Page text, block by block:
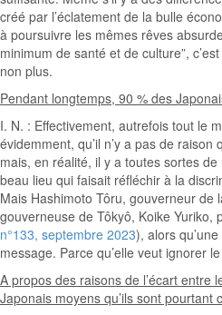
créé par l’éclatement de la bulle
à poursuivre les mêmes rêves
minimum de santé et de culture”,
non plus.
Pendant longtemps, 90 % des
I. N. : Effectivement, autrefois tout le
évidemment, qu’il n’y a pas de
mais, en réalité, il y a toutes sortes
beau lieu qui faisait réfléchir à la
Mais Hashimoto Tôru, gouverneur de
gouverneuse de Tôkyô, Koike
n°133, septembre 2023), alors
message. Parce qu’elle veut ignorer
A propos des raisons de l’écart entre
Japonais moyens qu’ils sont